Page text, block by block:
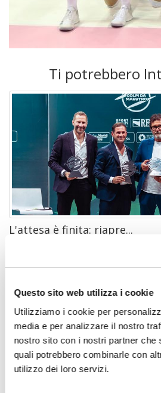
Questo sito web utilizza i cookie
Utilizziamo i cookie per
media e per analizzare il nostro
nostro sito con i nostri partner che
quali potrebbero combinarle con
utilizzo dei loro servizi.
Ti potrebbero
L'attesa è finita: riapre...